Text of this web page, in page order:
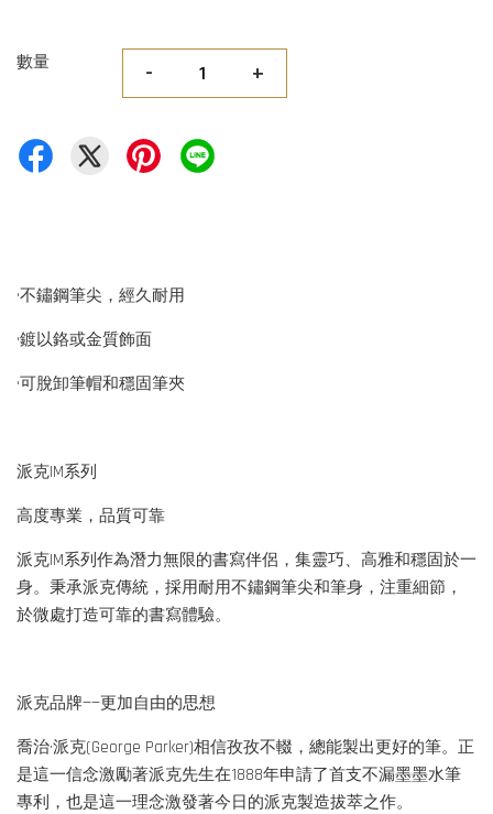
數量 - +
•不鏽鋼筆尖，經久耐用
•鍍以鉻或金質飾面
•可脫卸筆帽和穩固筆夾
派克IM系列
高度專業，品質可靠
派克IM系列作為潛力無限的書寫伴侶，集靈巧、高雅和穩固於一
身。秉承派克傳統，採用耐用不鏽鋼筆尖和筆身，注重細節，
於微處打造可靠的書寫體驗。
派克品牌——更加自由的思想
喬治·派克(George Parker)相信孜孜不輟，總能製出更好的筆。正
是這一信念激勵著派克先生在1888年申請了首支不漏墨墨水筆
專利，也是這一理念激發著今日的派克製造拔萃之作。